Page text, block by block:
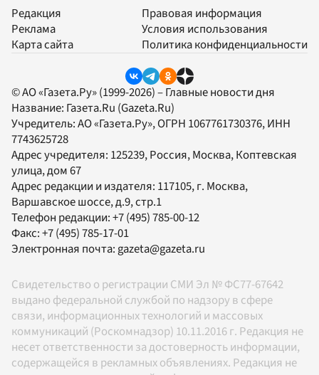
Редакция
Реклама
Карта сайта
Правовая информация
Условия использования
Политика конфиденциальности
© АО «Газета.Ру» (1999-2026) – Главные новости дня
Название: Газета.Ru (Gazeta.Ru)
Учредитель:АО «Газета.Ру», ОГРН 1067761730376, ИНН
7743625728
Адрес учредителя: 125239, Россия, Москва, Коптевская
улица, дом 67
Адрес редакции и издателя: 117105, г. Москва,
Варшавское шоссе, д.9, стр.1
Телефон редакции:+7 (495) 785-00-12
Факс:+7 (495) 785-17-01
Электронная почта: gazeta@gazeta.ru
Свидетельство о регистрации СМИ Эл № ФС77-67642
выдано федеральной службой по надзору в сфере
связи, информационных технологий и массовых
коммуникаций (Роскомнадзор) 10.11.2016 г. Редакция не
несет ответственности за достоверность информации,
содержащейся в рекламных объявлениях. Редакция не